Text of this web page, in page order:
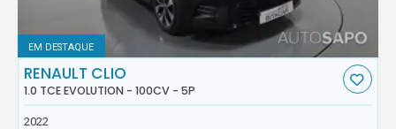
EM DESTAQUE
RENAULT CLIO
1.0 TCE EVOLUTION - 100CV - 5P
2022